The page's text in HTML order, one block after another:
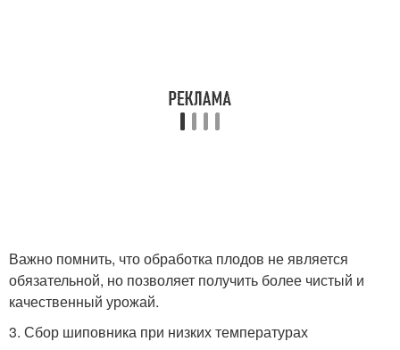
Важно помнить, что обработка плодов не является
обязательной, но позволяет получить более чистый и
качественный урожай.
3. Сбор шиповника при низких температурах